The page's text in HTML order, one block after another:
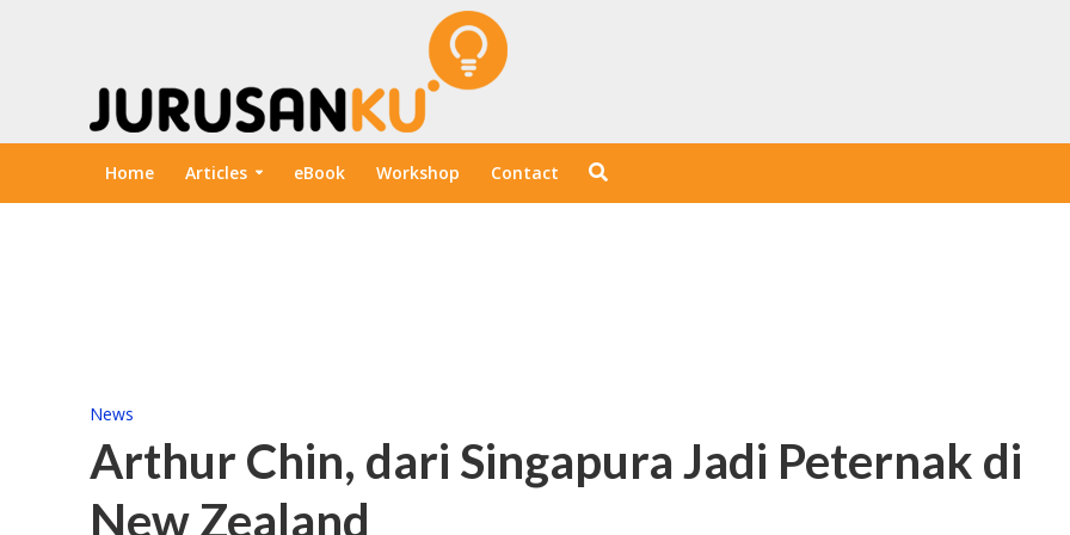
Home Articles eBook Workshop Contact
News
Arthur Chin, dari Singapura Jadi Peternak di
New Zealand